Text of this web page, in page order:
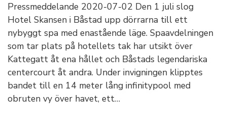
Pressmeddelande 2020-07-02 Den 1 juli slog
Hotel Skansen i Båstad upp dörrarna till ett
nybyggt spa med enastående läge. Spaavdelningen
som tar plats på hotellets tak har utsikt över
Kattegatt åt ena hållet och Båstads legendariska
centercourt åt andra. Under invigningen klipptes
bandet till en 14 meter lång infinitypool med
obruten vy över havet, ett…